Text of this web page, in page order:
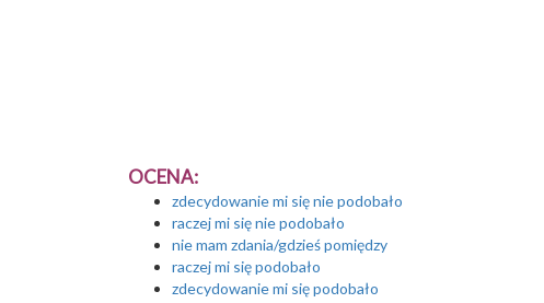
OCENA:
zdecydowanie mi się nie podobało
raczej mi się nie podobało
nie mam zdania/gdzieś pomiędzy
raczej mi się podobało
zdecydowanie mi się podobało